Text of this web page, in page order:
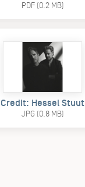
PDF (0.2 MB)
Credit: Hessel Stuut
JPG (0.8 MB)